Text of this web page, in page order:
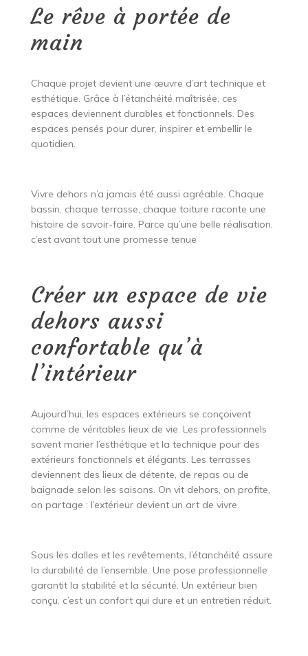
Le rêve à portée de
main
Chaque projet devient une œuvre d’art technique et
esthétique. Grâce à l’étanchéité maîtrisée, ces
espaces deviennent durables et fonctionnels. Des
espaces pensés pour durer, inspirer et embellir le
quotidien.
Vivre dehors n’a jamais été aussi agréable. Chaque
bassin, chaque terrasse, chaque toiture raconte une
histoire de savoir-faire. Parce qu’une belle réalisation,
c’est avant tout une promesse tenue
Créer un espace de vie
dehors aussi
confortable qu’à
l’intérieur
Aujourd’hui, les espaces extérieurs se conçoivent
comme de véritables lieux de vie. Les professionnels
savent marier l’esthétique et la technique pour des
extérieurs fonctionnels et élégants. Les terrasses
deviennent des lieux de détente, de repas ou de
baignade selon les saisons. On vit dehors, on profite,
on partage : l’extérieur devient un art de vivre.
Sous les dalles et les revêtements, l’étanchéité assure
la durabilité de l’ensemble. Une pose professionnelle
garantit la stabilité et la sécurité. Un extérieur bien
conçu, c’est un confort qui dure et un entretien réduit.